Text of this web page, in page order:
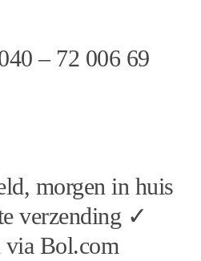
– 72 006 69
morgen in huis
verzending ✓
via Bol.com